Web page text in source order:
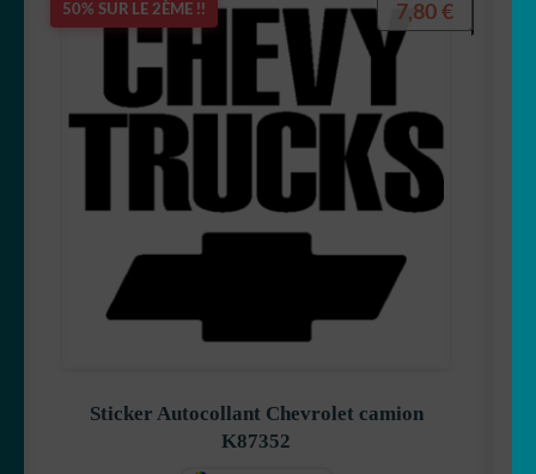
50% SUR LE 2ÈME !!
Sticker Autocollant Chevrolet camion
K87352
7,80 €